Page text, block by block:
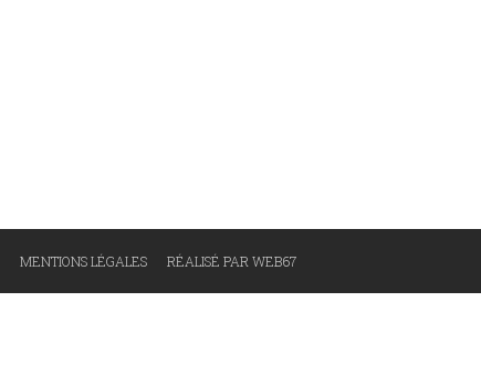
MENTIONS LÉGALES RÉALISÉ PAR WEB67